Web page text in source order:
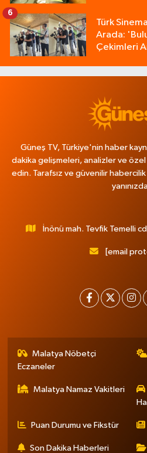
Türk
Arada:
Çekimleri
6
Güneş TV, Türkiye'nin haber
dakika gelişmeleri, analizler ve
edin. Tarafsız ve güvenilir habercilik
İnönü mah. Tevfik Temelli
[email
Malatya Nöbetçi
Eczaneler
Malatya Namaz Vakitleri
Puan Durumu ve Fikstür
Son Dakika Haberleri